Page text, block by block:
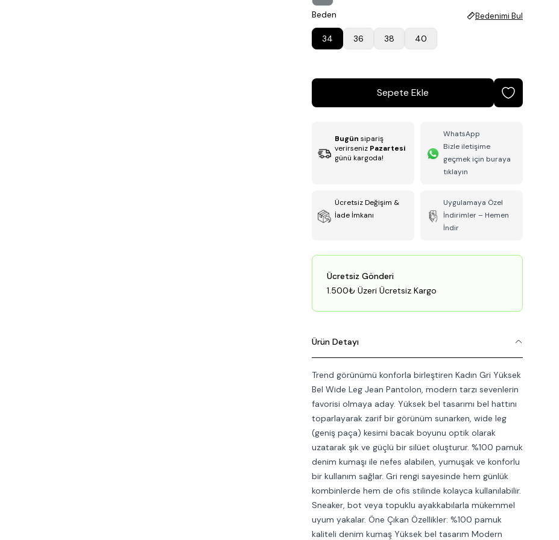
Beden Bedenimi Bul
34 36 38 40
Sepete Ekle
Bugün sipariş
verirseniz Pazartesi
günü kargoda!
WhatsApp
Bizle iletişime
geçmek için buraya
tıklayın
Ücretsiz Değişim &
İade İmkanı
Uygulamaya Özel
İndirimler – Hemen
İndir
Ücretsiz Gönderi
1.500₺ Üzeri Ücretsiz Kargo
Ürün Detayı
Trend görünümü konforla birleştiren Kadın Gri Yüksek
Bel Wide Leg Jean Pantolon, modern tarzı sevenlerin
favorisi olmaya aday. Yüksek bel tasarımı bel hattını
toparlayarak zarif bir görünüm sunarken, wide leg
(geniş paça) kesimi bacak boyunu optik olarak
uzatarak şık ve güçlü bir silüet oluşturur. %100 pamuk
denim kumaşı ile nefes alabilen, yumuşak ve konforlu
bir kullanım sağlar. Gri rengi sayesinde hem günlük
kombinlerde hem de ofis stilinde kolayca kullanılabilir.
Sneaker, bot veya topuklu ayakkabılarla mükemmel
uyum yakalar. Öne Çıkan Özellikler: %100 pamuk
kaliteli denim kumaş Yüksek bel tasarım Modern